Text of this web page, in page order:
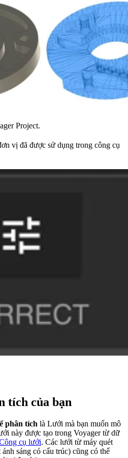
Project.
vị đã được sử dụng trong công cụ
tích của bạn
phân tích là Lưới mà bạn muốn mô
này được tạo trong Voyager từ dữ
cụ lưới. Các lưới từ máy quét
sáng có cấu trúc) cũng có thể